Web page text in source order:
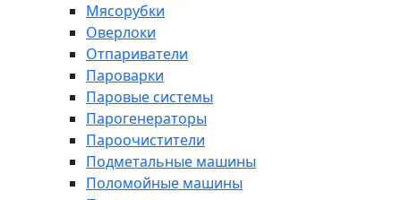
Мясорубки
Оверлоки
Отпариватели
Пароварки
Паровые системы
Парогенераторы
Пароочистители
Подметальные машины
Поломойные машины